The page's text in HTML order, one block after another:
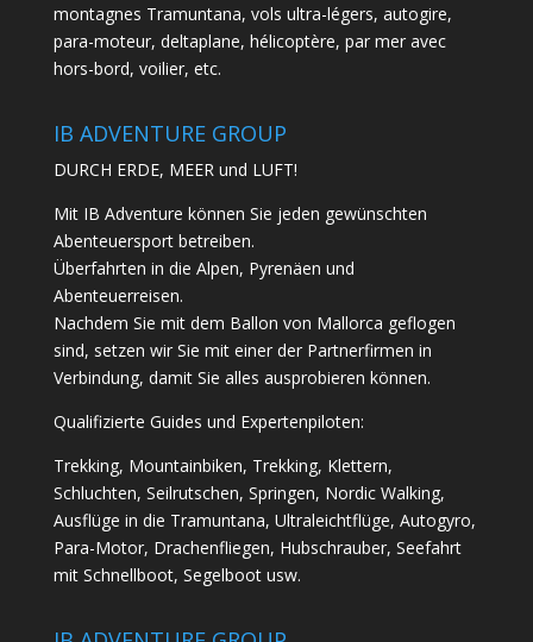
montagnes Tramuntana, vols ultra-légers, autogire,
para-moteur, deltaplane, hélicoptère, par mer avec
hors-bord, voilier, etc.
IB ADVENTURE GROUP
DURCH ERDE, MEER und LUFT!
Mit IB Adventure können Sie jeden gewünschten
Abenteuersport betreiben.
Überfahrten in die Alpen, Pyrenäen und
Abenteuerreisen.
Nachdem Sie mit dem Ballon von Mallorca geflogen
sind, setzen wir Sie mit einer der Partnerfirmen in
Verbindung, damit Sie alles ausprobieren können.
Qualifizierte Guides und Expertenpiloten:
Trekking, Mountainbiken, Trekking, Klettern,
Schluchten, Seilrutschen, Springen, Nordic Walking,
Ausflüge in die Tramuntana, Ultraleichtflüge, Autogyro,
Para-Motor, Drachenfliegen, Hubschrauber, Seefahrt
mit Schnellboot, Segelboot usw.